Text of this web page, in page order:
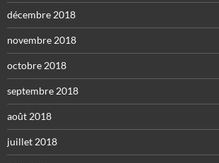
décembre 2018
novembre 2018
octobre 2018
septembre 2018
août 2018
juillet 2018